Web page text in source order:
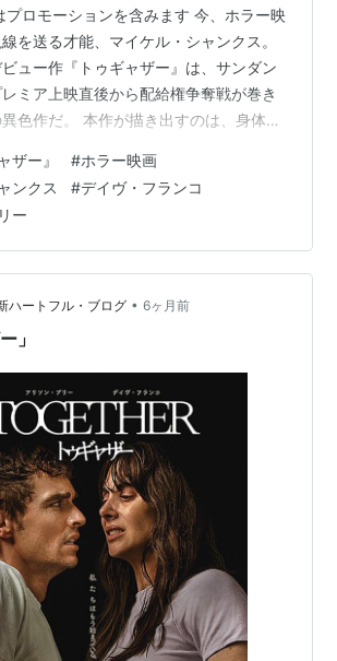
プロモーションを含みます 今、ホラー映
を送る才能、マイケル・シャンクス。
ュー作『トゥギャザー』は、サンダン
ミア上映直後から配給権争奪戦が巻き
色作だ。 本作が描き出すのは、身体変
でも夫婦のデイヴ・フランコとアリソ
公二人を演じ、真のケミストリーをホ
。エネルギーに満ち溢れた作品を作り
にA24製作作品が控える新鋭監督が、愛
」をどう解剖するのか。その衝撃の全
。 目次 映画『トゥギ…
ザー』 #ホラー映画
ンクス #デイヴ・フランコ
ー
ハートフル・ブログ • 6ヶ月前
」